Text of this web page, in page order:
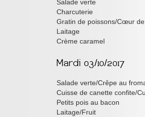
Salade verte
Charcuterie
Gratin de poissons/Cœur
Laitage
Crème caramel
Salade verte/Crêpe au
Cuisse de canette confite/
Petits pois au bacon
Laitage/Fruit